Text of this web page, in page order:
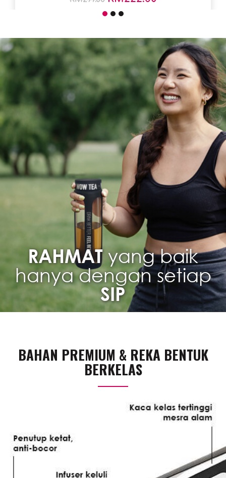
Save Text 25% (74.2RM)
TAMBAH KE TROLI
RAHMATyang baik
hanya dengan setiap
SIP
BAHAN PREMIUM & REKA BENTUK
BERKELAS